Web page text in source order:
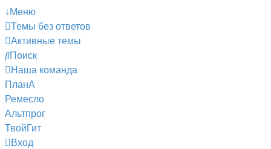
↓Меню
Темы без ответов
Активные темы
Поиск
Наша команда
ПланА
Ремесло
Альтпрог
ТвойГит
Вход